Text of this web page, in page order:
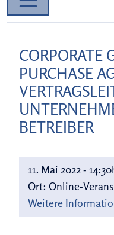
CORPORATE
PURCHASE
BETREIBER
11. Mai 2022 -
Ort: Online-
Weitere